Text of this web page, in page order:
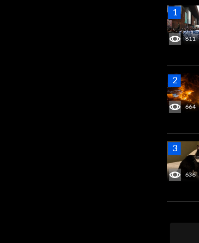
811
664
636